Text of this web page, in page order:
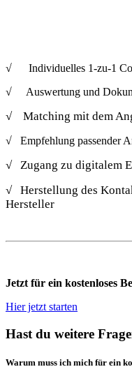
√ Individuelles 1-zu-1
√ Auswertung und
√ Matching mit dem
√ Empfehlung passender
√ Zugang zu digitalem
√ Herstellung des
Hersteller
Jetzt für ein kostenloses
Hier jetzt starten
Hast du weitere
Warum muss ich mich für ein